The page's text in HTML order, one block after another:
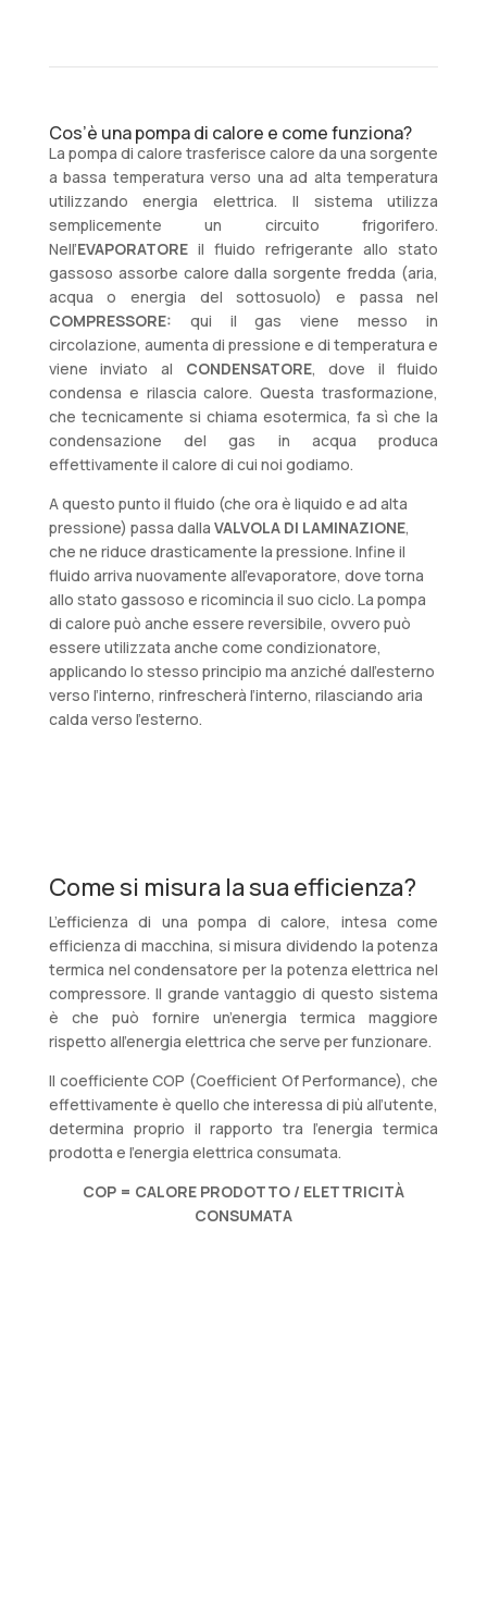
Cos’è una pompa di calore e come funziona?
La pompa di calore trasferisce calore da una sorgente
a bassa temperatura verso una ad alta temperatura
utilizzando energia elettrica. Il sistema utilizza
semplicemente un circuito frigorifero.
Nell’EVAPORATOREil fluido refrigerante allo stato
gassoso assorbe calore dalla sorgente fredda (aria,
acqua o energia del sottosuolo) e passa nel
COMPRESSORE: qui il gas viene messo in
circolazione, aumenta di pressione e di temperatura e
viene inviato al CONDENSATORE, dove il fluido
condensa e rilascia calore. Questa trasformazione,
che tecnicamente si chiama esotermica, fa sì che la
condensazione del gas in acqua produca
effettivamente il calore di cui noi godiamo.
A questo punto il fluido (che ora è liquido e ad alta
pressione) passa dalla VALVOLA DI LAMINAZIONE,
che ne riduce drasticamente la pressione. Infine il
fluido arriva nuovamente all’evaporatore, dove torna
allo stato gassoso e ricomincia il suo ciclo. La pompa
di calore può anche essere reversibile, ovvero può
essere utilizzata anche come condizionatore,
applicando lo stesso principio ma anziché dall’esterno
verso l’interno, rinfrescherà l’interno, rilasciando aria
calda verso l’esterno.
Come si misura la sua efficienza?
L’efficienza di una pompa di calore, intesa come
efficienza di macchina, si misura dividendo la potenza
termica nel condensatore per la potenza elettrica nel
compressore. Il grande vantaggio di questo sistema
è che può fornire un’energia termica maggiore
rispetto all’energia elettrica che serve per funzionare.
Il coefficiente COP (Coefficient Of Performance), che
effettivamente è quello che interessa di più all’utente,
determina proprio il rapporto tra l’energia termica
prodotta e l’energia elettrica consumata.
COP = CALORE PRODOTTO / ELETTRICITÀ
CONSUMATA